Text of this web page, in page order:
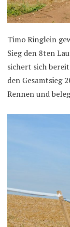
Timo Ringlein
Sieg den 8ten
sichert sich
den Gesamtsieg
Rennen und